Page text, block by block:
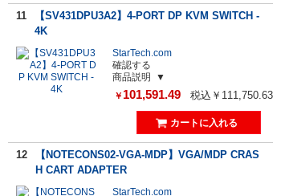
11
【SV431DPU3A2】4-PORT DP KVM SWITCH -
4K
StarTech.com
確認する
商品説明
￥ 101,591.49 税込￥111,750.63
12
【NOTECONS02-VGA-MDP】VGA/MDP CRAS
H CART ADAPTER
StarTech.com